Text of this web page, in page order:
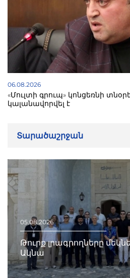
06.08.2026
«Մուլտի գրուպ» կոնցեռնի
կալանավորվել է
Տարածաշրջան
05.08.2026
Թուրք լրագրողները
Ակնա